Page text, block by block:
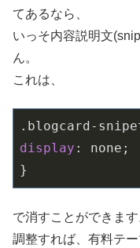
てあるなら、
いっそ内容説明文
ん。
これは、
.blogcard-
display : none;
}
で消すことができま
調整すれば、有料テ